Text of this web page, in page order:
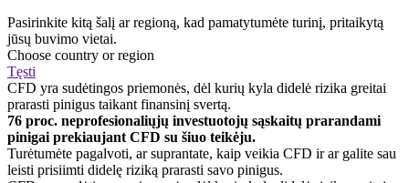
Pasirinkite kitą šalį ar regioną, kad pamatytumėte turinį, pritaikytą
jūsų buvimo vietai.
Choose country or region
Tęsti
CFD yra sudėtingos priemonės, dėl kurių kyla didelė rizika greitai
prarasti pinigus taikant finansinį svertą.
76 proc. neprofesionaliųjų investuotojų sąskaitų prarandami
pinigai prekiaujant CFD su šiuo teikėju.
Turėtumėte pagalvoti, ar suprantate, kaip veikia CFD ir ar galite sau
leisti prisiimti didelę riziką prarasti savo pinigus.